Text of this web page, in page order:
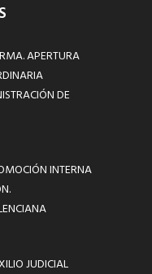
APERTURA
DE
INTERNA
JUDICIAL